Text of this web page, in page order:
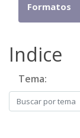
Formatos
Indice
Tema: